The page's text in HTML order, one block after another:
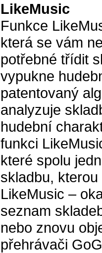
LikeMusic
Funkce
která se vám
potřebné třídit
vypukne
patentovaný
analyzuje
hudební
funkci
které spolu
skladbu,
LikeMusic –
seznam
nebo znovu
přehrávači